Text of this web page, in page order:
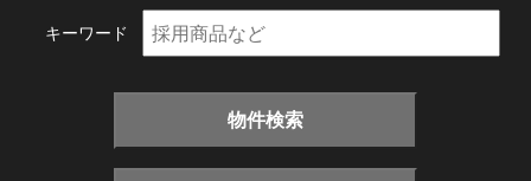
キーワード
物件検索